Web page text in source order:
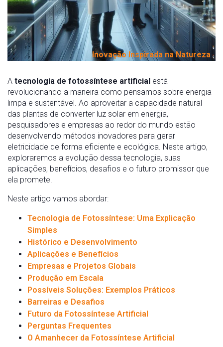
Inovação Inspirada na Natureza
A tecnologia de fotossíntese artificial está
revolucionando a maneira como pensamos sobre energia
limpa e sustentável. Ao aproveitar a capacidade natural
das plantas de converter luz solar em energia,
pesquisadores e empresas ao redor do mundo estão
desenvolvendo métodos inovadores para gerar
eletricidade de forma eficiente e ecológica. Neste artigo,
exploraremos a evolução dessa tecnologia, suas
aplicações, benefícios, desafios e o futuro promissor que
ela promete.
Neste artigo vamos abordar:
Tecnologia de Fotossíntese: Uma Explicação
Simples
Histórico e Desenvolvimento
Aplicações e Benefícios
Empresas e Projetos Globais
Produção em Escala
Possíveis Soluções: Exemplos Práticos
Barreiras e Desafios
Futuro da Fotossíntese Artificial
Perguntas Frequentes
O Amanhecer da Fotossíntese Artificial